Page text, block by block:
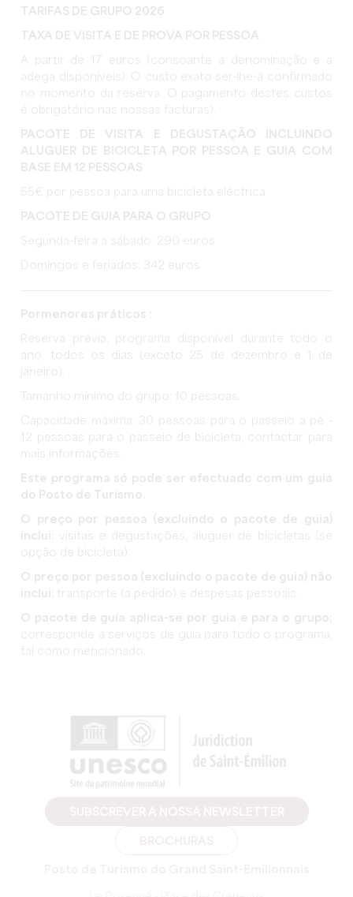
TARIFAS DE GRUPO 2026
TAXA DE VISITA E DE PROVA POR PESSOA
A partir de 17 euros (consoante a denominação e a
adega disponíveis). O custo exato ser-lhe-á confirmado
no momento da reserva. O pagamento destes custos
é obrigatório nas nossas facturas).
PACOTE DE VISITA E DEGUSTAÇÃO INCLUINDO
ALUGUER DE BICICLETA POR PESSOA E GUIA COM
BASE EM 12 PESSOAS
55€ por pessoa para uma bicicleta eléctrica
PACOTE DE GUIA PARA O GRUPO
Segunda-feira a sábado: 290 euros
Domingos e feriados: 342 euros
Pormenores práticos :
Reserva prévia, programa disponível durante todo o
ano, todos os dias (exceto 25 de dezembro e 1 de
janeiro).
Tamanho mínimo do grupo: 10 pessoas.
Capacidade máxima: 30 pessoas para o passeio a pé -
12 pessoas para o passeio de bicicleta, contactar para
mais informações.
Este programa só pode ser efectuado com um guia
do Posto de Turismo.
O preço por pessoa (excluindo o pacote de guia)
inclui:
visitas e degustações, aluguer de bicicletas (se
opção de bicicleta).
O preço por pessoa (excluindo o pacote de guia) não
inclui:
transporte (a pedido) e despesas pessoais.
O pacote de guia aplica-se por guia e para o grupo;
corresponde a serviços de guia para todo o programa,
tal como mencionado.